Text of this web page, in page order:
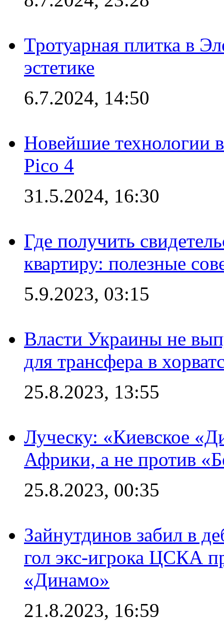
Тротуарная плитка в
эстетике
6.7.2024, 14:50
Новейшие технологии
Pico 4
31.5.2024, 16:30
Где получить
квартиру: полезные
5.9.2023, 03:15
Власти Украины не
для трансфера в
25.8.2023, 13:55
Луческу: «Киевское
Африки, а не против
25.8.2023, 00:35
Зайнутдинов забил в
гол экс-игрока ЦСКА
«Динамо»
21.8.2023, 16:59